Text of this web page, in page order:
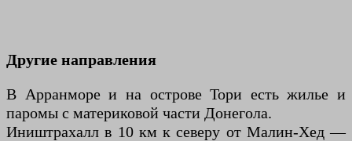
Другие направления
В Арранморе и на острове Тори есть жилье и
паромы с материковой части Донегола.
Иништрахалл в 10 км к северу от Малин-Хед —